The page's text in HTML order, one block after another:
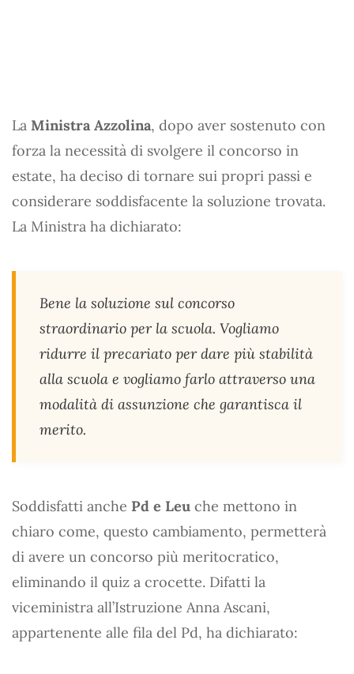
La Ministra Azzolina, dopo aver sostenuto con
forza la necessità di svolgere il concorso in
estate, ha deciso di tornare sui propri passi e
considerare soddisfacente la soluzione trovata.
La Ministra ha dichiarato:
Bene la soluzione sul concorso
straordinario per la scuola. Vogliamo
ridurre il precariato per dare più stabilità
alla scuola e vogliamo farlo attraverso una
modalità di assunzione che garantisca il
merito.
Soddisfatti anche Pd e Leu che mettono in
chiaro come, questo cambiamento, permetterà
di avere un concorso più meritocratico,
eliminando il quiz a crocette. Difatti la
viceministra all’Istruzione Anna Ascani,
appartenente alle fila del Pd, ha dichiarato: